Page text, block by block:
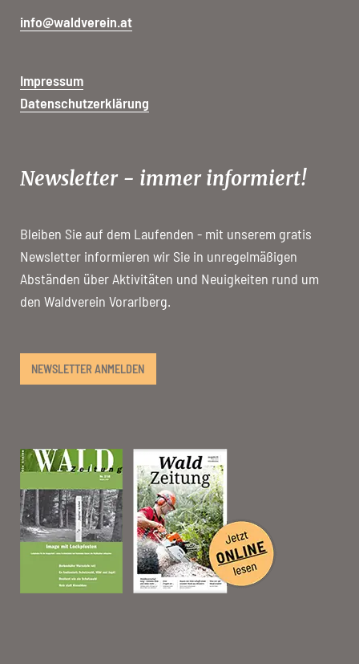
info@waldverein.at
Impressum
Datenschutzerklärung
Newsletter - immer informiert!
Bleiben Sie auf dem Laufenden - mit unserem gratis
Newsletter informieren wir Sie in unregelmäßigen
Abständen über Aktivitäten und Neuigkeiten rund um
den Waldverein Vorarlberg.
NEWSLETTER ANMELDEN